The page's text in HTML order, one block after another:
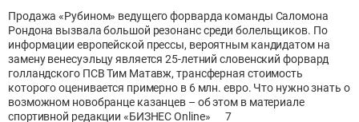
Продажа «Рубином» ведущего форварда команды Саломона
Рондона вызвала большой резонанс среди болельщиков. По
информации европейской прессы, вероятным кандидатом на
замену венесуэльцу является 25-летний словенский форвард
голландского ПСВ Тим Матавж, трансферная стоимость
которого оценивается примерно в 6 млн. евро. Что нужно знать о
возможном новобранце казанцев – об этом в материале
спортивной редакции «БИЗНЕС Online»
7